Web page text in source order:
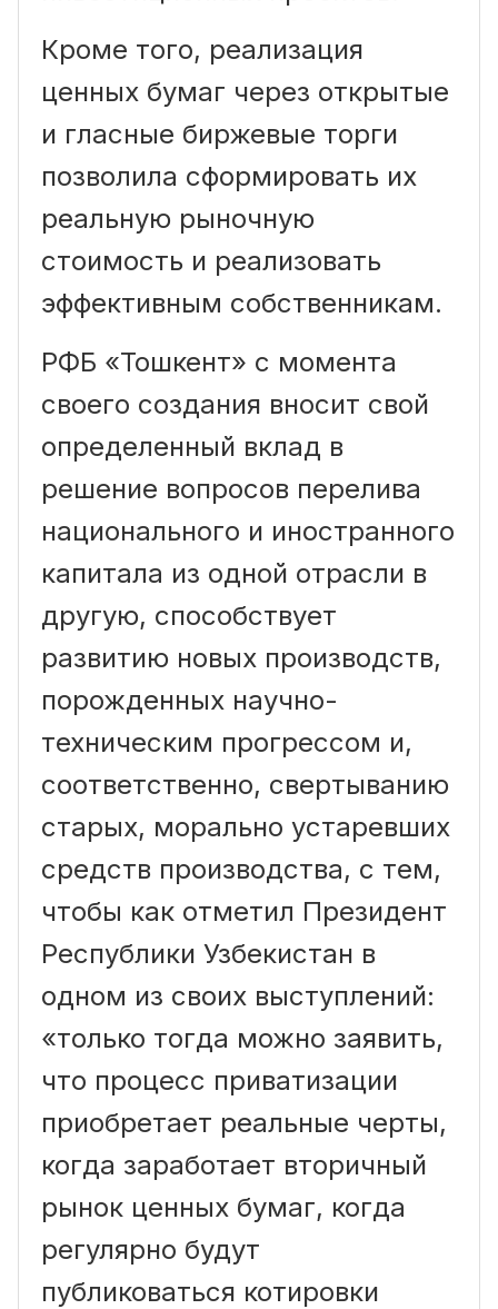
Кроме того, реализация
ценных бумаг через открытые
и гласные биржевые торги
позволила сформировать их
реальную рыночную
стоимость и реализовать
эффективным собственникам.
РФБ «Тошкент» с момента
своего создания вносит свой
определенный вклад в
решение вопросов перелива
национального и иностранного
капитала из одной отрасли в
другую, способствует
развитию новых производств,
порожденных научно-
техническим прогрессом и,
соответственно, свертыванию
старых, морально устаревших
средств производства, с тем,
чтобы как отметил Президент
Республики Узбекистан в
одном из своих выступлений:
«только тогда можно заявить,
что процесс приватизации
приобретает реальные черты,
когда заработает вторичный
рынок ценных бумаг, когда
регулярно будут
публиковаться котировки